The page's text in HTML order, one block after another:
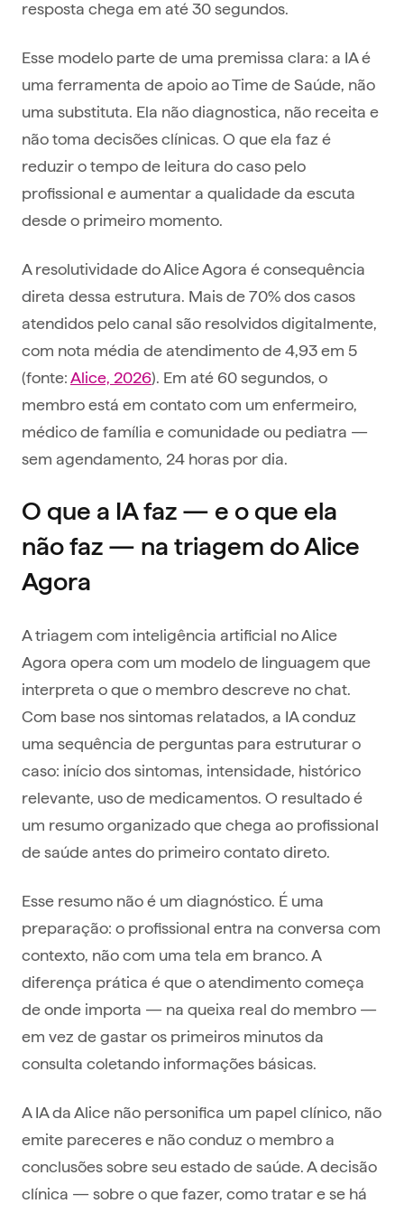
resposta chega em até 30 segundos.
Esse modelo parte de uma premissa clara: a IA é
uma ferramenta de apoio ao Time de Saúde, não
uma substituta. Ela não diagnostica, não receita e
não toma decisões clínicas. O que ela faz é
reduzir o tempo de leitura do caso pelo
profissional e aumentar a qualidade da escuta
desde o primeiro momento.
A resolutividade do Alice Agora é consequência
direta dessa estrutura. Mais de 70% dos casos
atendidos pelo canal são resolvidos digitalmente,
com nota média de atendimento de 4,93 em 5
(fonte:Alice, 2026). Em até 60 segundos, o
membro está em contato com um enfermeiro,
médico de família e comunidade ou pediatra —
sem agendamento, 24 horas por dia.
O que a IA faz — e o que ela
não faz — na triagem do Alice
Agora
A triagem com inteligência artificial no Alice
Agora opera com um modelo de linguagem que
interpreta o que o membro descreve no chat.
Com base nos sintomas relatados, a IA conduz
uma sequência de perguntas para estruturar o
caso: início dos sintomas, intensidade, histórico
relevante, uso de medicamentos. O resultado é
um resumo organizado que chega ao profissional
de saúde antes do primeiro contato direto.
Esse resumo não é um diagnóstico. É uma
preparação: o profissional entra na conversa com
contexto, não com uma tela em branco. A
diferença prática é que o atendimento começa
de onde importa — na queixa real do membro —
em vez de gastar os primeiros minutos da
consulta coletando informações básicas.
A IA da Alice não personifica um papel clínico, não
emite pareceres e não conduz o membro a
conclusões sobre seu estado de saúde. A decisão
clínica — sobre o que fazer, como tratar e se há